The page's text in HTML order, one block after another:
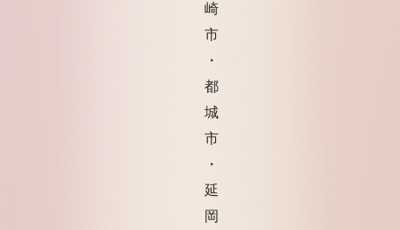
崎
市
・
都
城
市
・
延
岡